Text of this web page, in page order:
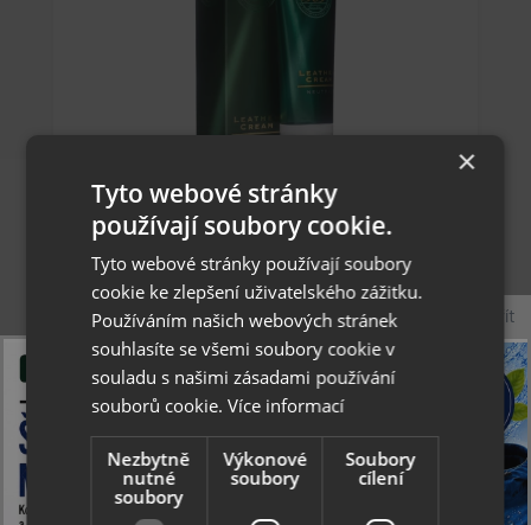
Collonil 1909 Leather Cream 75 ml neutral -
exkluzivní krém na boty
236 Kč
skladem
Zavřít
×
Tyto webové stránky
používají soubory cookie.
Tyto webové stránky používají soubory
cookie ke zlepšení uživatelského zážitku.
Používáním našich webových stránek
souhlasíte se všemi soubory cookie v
souladu s našimi zásadami používání
souborů cookie. Více informací
Nezbytně
nutné
soubory
Výkonové
soubory
Soubory
cílení